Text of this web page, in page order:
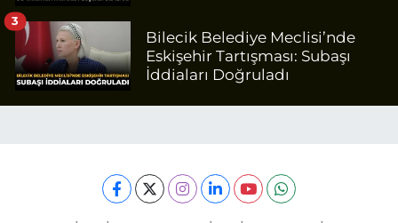
Bilecik Belediye Meclisi’nde
Eskişehir Tartışması: Subaşı
İddiaları Doğruladı
3